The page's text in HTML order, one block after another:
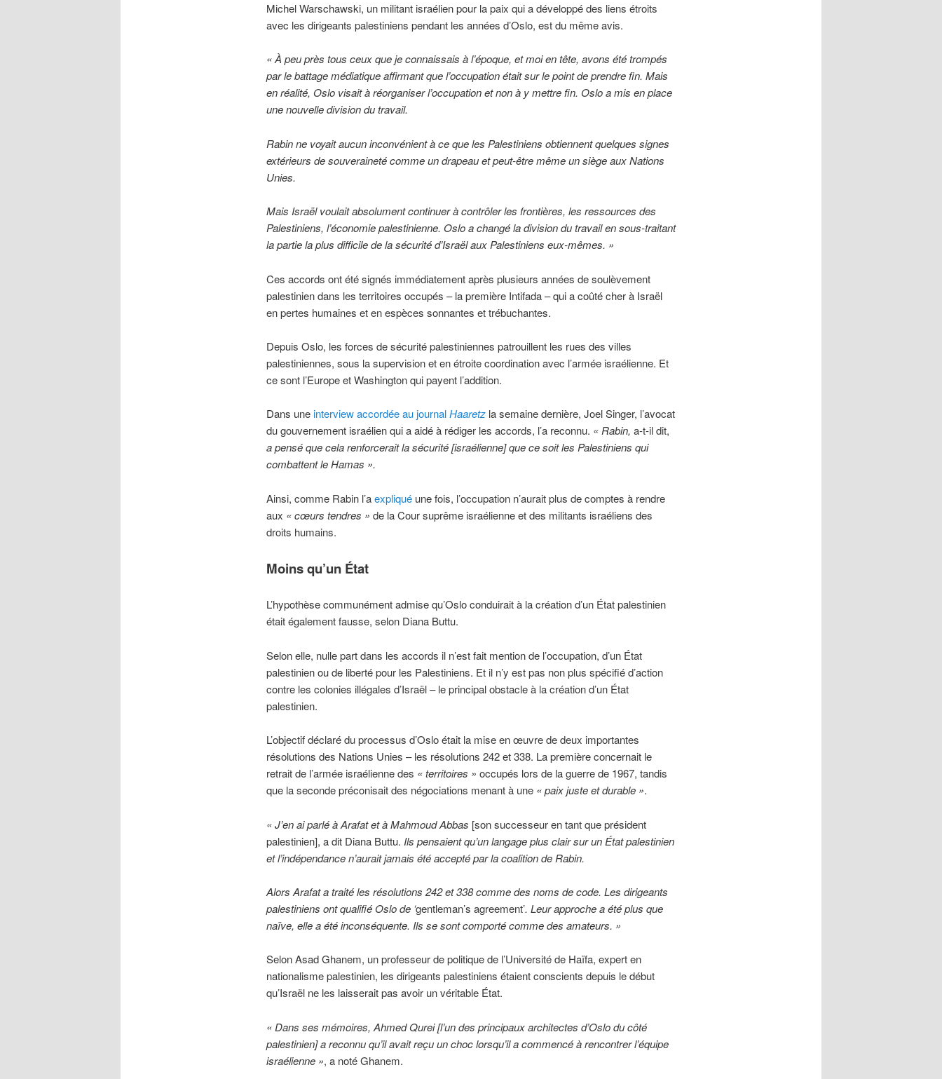
Michel Warschawski, un militant israélien pour la paix qui a développé des liens étroits
avec les dirigeants palestiniens pendant les années d’Oslo, est du même avis.
« À peu près tous ceux que je connaissais à l’époque, et moi en tête, avons été trompés
par le battage médiatique affirmant que l’occupation était sur le point de prendre fin. Mais
en réalité, Oslo visait à réorganiser l’occupation et non à y mettre fin. Oslo a mis en place
une nouvelle division du travail.
Rabin ne voyait aucun inconvénient à ce que les Palestiniens obtiennent quelques signes
extérieurs de souveraineté comme un drapeau et peut-être même un siège aux Nations
Unies.
Mais Israël voulait absolument continuer à contrôler les frontières, les ressources des
Palestiniens, l’économie palestinienne. Oslo a changé la division du travail en sous-traitant
la partie la plus difficile de la sécurité d’Israël aux Palestiniens eux-mêmes. »
Ces accords ont été signés immédiatement après plusieurs années de soulèvement
palestinien dans les territoires occupés – la première Intifada – qui a coûté cher à Israël
en pertes humaines et en espèces sonnantes et trébuchantes.
Depuis Oslo, les forces de sécurité palestiniennes patrouillent les rues des villes
palestiniennes, sous la supervision et en étroite coordination avec l’armée israélienne. Et
ce sont l’Europe et Washington qui payent l’addition.
Dans uneinterview accordée au journalHaaretzla semaine dernière, Joel Singer, l’avocat
du gouvernement israélien qui a aidé à rédiger les accords, l’a reconnu. « Rabin, a-t-il dit,
a pensé que cela renforcerait la sécurité [israélienne] que ce soit les Palestiniens qui
combattent le Hamas ».
Ainsi, comme Rabin l’aexpliquéune fois, l’occupation n’aurait plus de comptes à rendre
aux « cœurs tendres » de la Cour suprême israélienne et des militants israéliens des
droits humains.
Moins qu’un État
L’hypothèse communément admise qu’Oslo conduirait à la création d’un État palestinien
était également fausse, selon Diana Buttu.
Selon elle, nulle part dans les accords il n’est fait mention de l’occupation, d’un État
palestinien ou de liberté pour les Palestiniens. Et il n’y est pas non plus spécifié d’action
contre les colonies illégales d’Israël – le principal obstacle à la création d’un État
palestinien.
L’objectif déclaré du processus d’Oslo était la mise en œuvre de deux importantes
résolutions des Nations Unies – les résolutions 242 et 338. La première concernait le
retrait de l’armée israélienne des « territoires » occupés lors de la guerre de 1967, tandis
que la seconde préconisait des négociations menant à une « paix juste et durable ».
« J’en ai parlé à Arafat et à Mahmoud Abbas [son successeur en tant que président
palestinien], a dit Diana Buttu. Ils pensaient qu’un langage plus clair sur un État palestinien
et l’indépendance n’aurait jamais été accepté par la coalition de Rabin.
Alors Arafat a traité les résolutions 242 et 338 comme des noms de code. Les dirigeants
palestiniens ont qualifié Oslo de ‘gentleman’s agreement’. Leur approche a été plus que
naïve, elle a été inconséquente. Ils se sont comporté comme des amateurs. »
Selon Asad Ghanem, un professeur de politique de l’Université de Haïfa, expert en
nationalisme palestinien, les dirigeants palestiniens étaient conscients depuis le début
qu’Israël ne les laisserait pas avoir un véritable État.
« Dans ses mémoires, Ahmed Qurei [l’un des principaux architectes d’Oslo du côté
palestinien] a reconnu qu’il avait reçu un choc lorsqu’il a commencé à rencontrer l’équipe
israélienne », a noté Ghanem.